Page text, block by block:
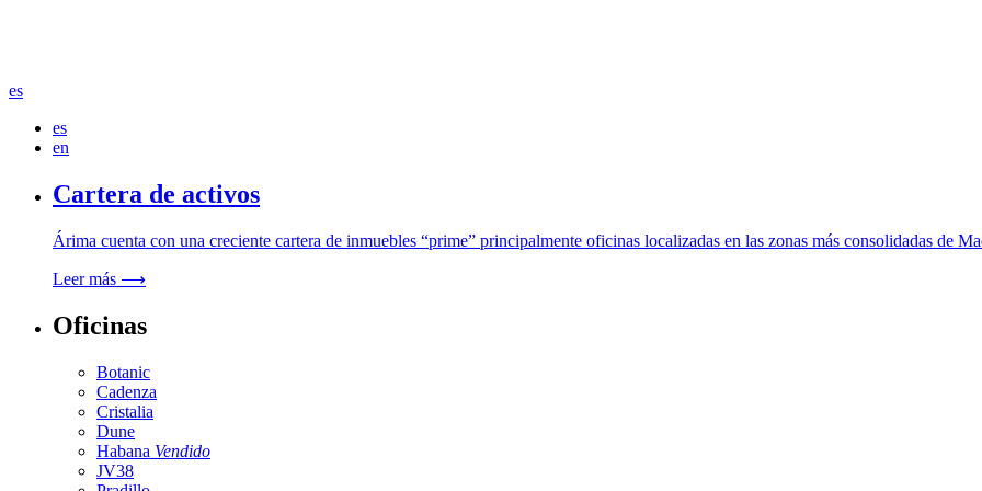
es
es
en
Cartera de activos
Árima cuenta con una creciente cartera de inmuebles “prime” principalmente oficinas localizadas en las zonas más consolidadas de
Leer más ⟶
Oficinas
Botanic
Cadenza
Cristalia
Dune
Habana Vendido
JV38